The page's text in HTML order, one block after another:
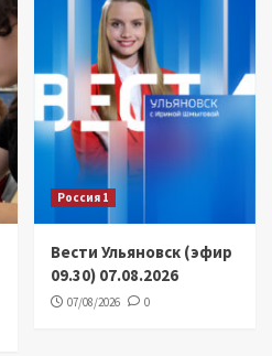
Россия 1
Вести Ульяновск (эфир
09.30) 07.08.2026
07/08/2026 0